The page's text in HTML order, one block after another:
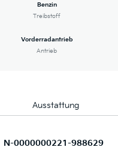
Benzin
Treibstoff
Vorderradantrieb
Antrieb
Ausstattung
N-0000000221-988629